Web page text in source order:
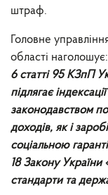
штраф.
Головне
області наголошує:
6 статті 95 КЗпП
підлягає
законодавством
доходів, як і
соціальною
18 Закону
стандарти та